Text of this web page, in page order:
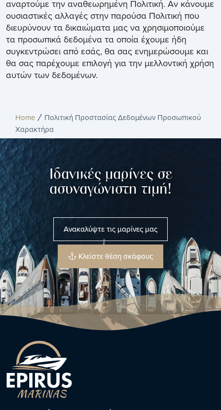
αναρτούμε την αναθεωρημένη Πολιτική. Αν κάνουμε
ουσιαστικές αλλαγές στην παρούσα Πολιτική που
διευρύνουν τα δικαιώματα μας να χρησιμοποιούμε
τα προσωπικά δεδομένα τα οποία έχουμε ήδη
συγκεντρώσει από εσάς, θα σας ενημερώσουμε και
θα σας παρέχουμε επιλογή για την μελλοντική χρήση
αυτών των δεδομένων.
Home
Πολιτική Προστασίας Δεδομένων Προσωπικού
Χαρακτήρα
Iδανικές μαρίνες σε
ασυναγώνιστη τιμή!
Ανακαλύψτε τις μαρίνες μας
Κλείστε θέση σκάφους